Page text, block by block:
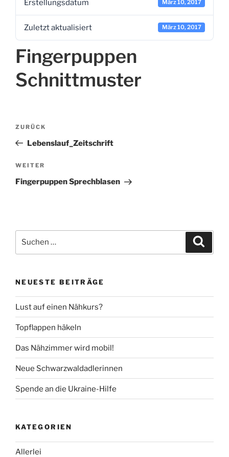
Erstel­lungs­da­tum März 10, 2017
Zuletzt aktua­li­siert März 10, 2017
Fingerpuppen
Schnittmuster
Beitragsnavigation
Vorheriger
Beitrag
ZURÜCK
Lebenslauf_Zeitschrift
Nächster
Beitrag
WEITER
Fingerpuppen Sprechblasen
nach:
NEUESTE BEITRÄGE
Lust auf einen Nähkurs?
Topflappen häkeln
Das Nähzimmer wird mobil!
Neue Schwarzwaldadlerinnen
Spende an die Ukraine-Hilfe
KATEGORIEN
Allerlei